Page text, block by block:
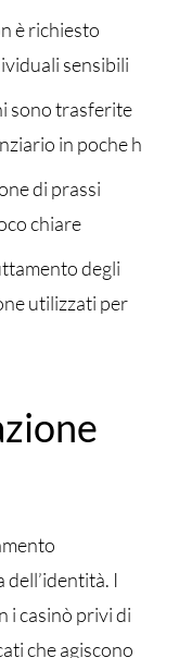
è richiesto
sensibili
sono trasferite
in poche h
di prassi
chiare
degli
utilizzati per
I
i casinò privi di
che agiscono